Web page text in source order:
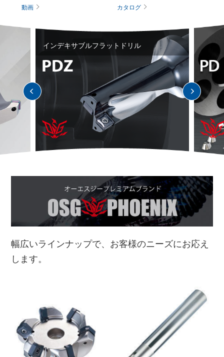
動画
カタログ
インデキサブルフラットドリル
幅広いラインナップで、お客様のニーズにお応え
します。